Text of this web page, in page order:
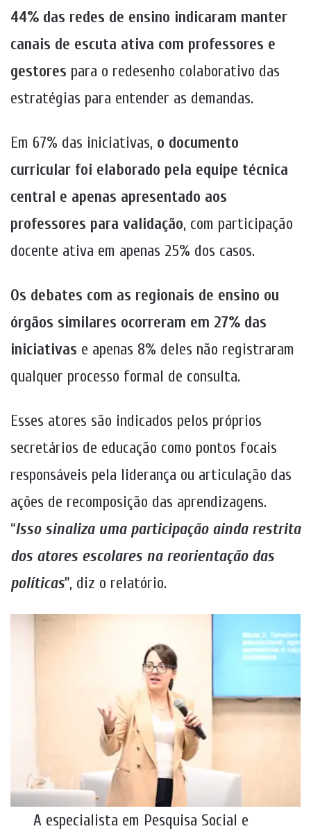
44% das redes de ensino indicaram manter
canais de escuta ativa com professores e
gestores para o redesenho colaborativo das
estratégias para entender as demandas.
Em 67% das iniciativas, o documento
curricular foi elaborado pela equipe técnica
central e apenas apresentado aos
professores para validação, com participação
docente ativa em apenas 25% dos casos.
Os debates com as regionais de ensino ou
órgãos similares ocorreram em 27% das
iniciativas e apenas 8% deles não registraram
qualquer processo formal de consulta.
Esses atores são indicados pelos próprios
secretários de educação como pontos focais
responsáveis pela liderança ou articulação das
ações de recomposição das aprendizagens.
“Isso sinaliza uma participação ainda restrita
dos atores escolares na reorientação das
políticas”, diz o relatório.
A especialista em Pesquisa Social e